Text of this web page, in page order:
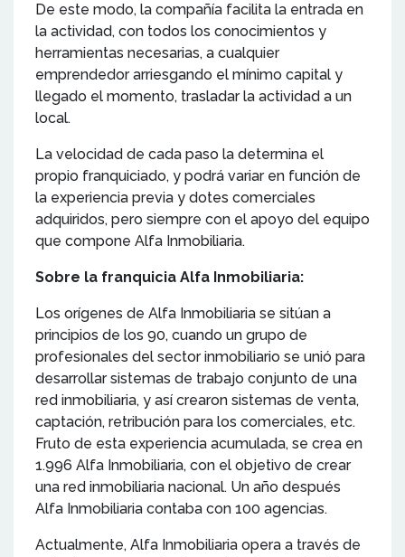
De este modo, la compañía facilita la entrada en
la actividad, con todos los conocimientos y
herramientas necesarias, a cualquier
emprendedor arriesgando el mínimo capital y
llegado el momento, trasladar la actividad a un
local.
La velocidad de cada paso la determina el
propio franquiciado, y podrá variar en función de
la experiencia previa y dotes comerciales
adquiridos, pero siempre con el apoyo del equipo
que compone Alfa Inmobiliaria.
Sobre la franquicia Alfa Inmobiliaria:
Los orígenes de Alfa Inmobiliaria se sitúan a
principios de los 90, cuando un grupo de
profesionales del sector inmobiliario se unió para
desarrollar sistemas de trabajo conjunto de una
red inmobiliaria, y así crearon sistemas de venta,
captación, retribución para los comerciales, etc.
Fruto de esta experiencia acumulada, se crea en
1.996 Alfa Inmobiliaria, con el objetivo de crear
una red inmobiliaria nacional. Un año después
Alfa Inmobiliaria contaba con 100 agencias.
Actualmente, Alfa Inmobiliaria opera a través de